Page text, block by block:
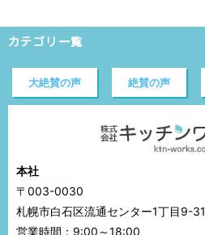
カテゴリ一覧
大絶賛の声 絶賛の声
本社
〒003-0030
札幌市白石区流通センター1丁目9-31
営業時間：9:00～18:00